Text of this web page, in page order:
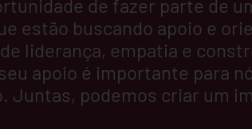
de fazer parte de
estão buscando apoio e
liderança, empatia e
apoio é importante para
podemos criar um